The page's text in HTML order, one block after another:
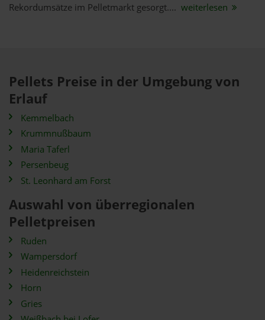
Rekordumsätze im Pelletmarkt gesorgt.... weiterlesen
Pellets Preise in der Umgebung von
Erlauf
Kemmelbach
Krummnußbaum
Maria Taferl
Persenbeug
St. Leonhard am Forst
Auswahl von überregionalen
Pelletpreisen
Ruden
Wampersdorf
Heidenreichstein
Horn
Gries